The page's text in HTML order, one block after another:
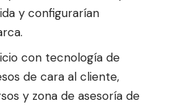
y configurarían
con tecnología de
de cara al cliente,
y zona de asesoría de